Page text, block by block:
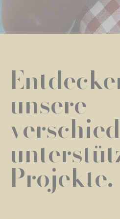
unsere
Projekte.